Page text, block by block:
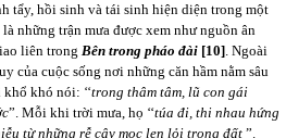
tẩy, hồi sinh và tái sinh hiện diện trong một
những trận mưa được xem như nguồn ân
liên trong Bên trong pháo đài [10]. Ngoài
của cuộc sống nơi những căn hầm nằm sâu
khó nói: ‘‘trong thâm tâm, lũ con gái
”. Mỗi khi trời mưa, họ ‘‘túa đi, thi nhau hứng
từ những rễ cây mọc len lỏi trong đất ”.